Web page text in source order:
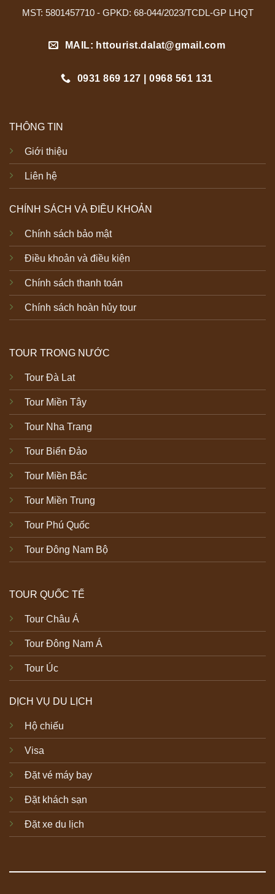
MST: 5801457710 - GPKD: 68-044/2023/TCDL-GP LHQT
MAIL: httourist.dalat@gmail.com
0931 869 127 | 0968 561 131
THÔNG TIN
Giới thiệu
Liên hệ
CHÍNH SÁCH VÀ ĐIỀU KHOẢN
Chính sách bảo mật
Điều khoản và điều kiện
Chính sách thanh toán
Chính sách hoàn hủy tour
TOUR TRONG NƯỚC
Tour Đà Lat
Tour Miền Tây
Tour Nha Trang
Tour Biển Đảo
Tour Miền Bắc
Tour Miền Trung
Tour Phú Quốc
Tour Đông Nam Bộ
TOUR QUỐC TẾ
Tour Châu Á
Tour Đông Nam Á
Tour Úc
DỊCH VỤ DU LỊCH
Hộ chiếu
Visa
Đặt vé máy bay
Đặt khách sạn
Đặt xe du lịch